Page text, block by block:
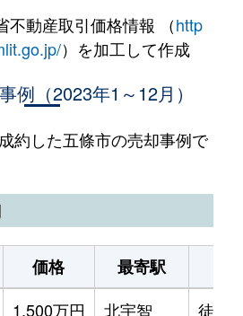
不動産取引価格情報 （http
）を加工して作成
例（2023年1～12月）
約した五條市の売却事例で
価格 最寄駅
1,500万円 北宇智
徒歩